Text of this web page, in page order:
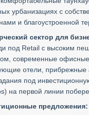
урбанизациях с
и благоустроенной
сектор для
под Retail с высоким
современные офисные
отели, прибрежные
под
на первой линии
предложения: